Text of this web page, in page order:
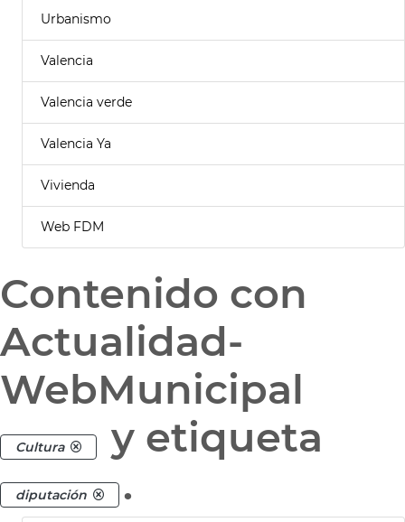
Urbanismo
Valencia
Valencia verde
Valencia Ya
Vivienda
Web FDM
Contenido con
Actualidad-
WebMunicipal
Cultura y etiqueta
diputación .